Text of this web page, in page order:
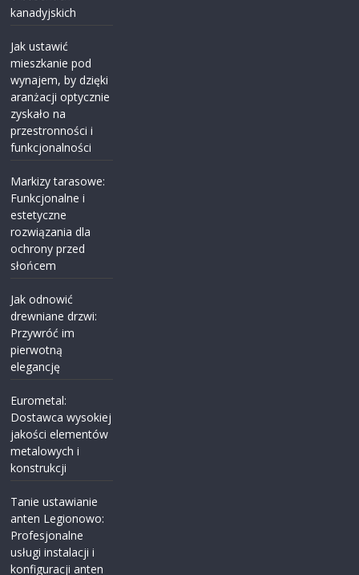
kanadyjskich
Jak ustawić
mieszkanie pod
wynajem, by dzięki
aranżacji optycznie
zyskało na
przestronności i
funkcjonalności
Markizy tarasowe:
Funkcjonalne i
estetyczne
rozwiązania dla
ochrony przed
słońcem
Jak odnowić
drewniane drzwi:
Przywróć im
pierwotną
elegancję
Eurometal:
Dostawca wysokiej
jakości elementów
metalowych i
konstrukcji
Tanie ustawianie
anten Legionowo:
Profesjonalne
usługi instalacji i
konfiguracji anten